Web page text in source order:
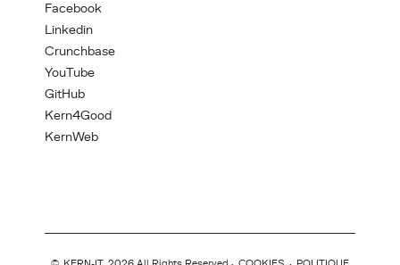
Facebook
Linkedin
Crunchbase
YouTube
GitHub
Kern4Good
KernWeb